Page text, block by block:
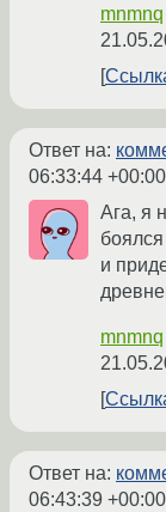
mnmnq
Ответ на:
06:33:44 +00:00
Ага, я
боялся
и
mnmnq
Ответ на:
06:43:39 +00:00